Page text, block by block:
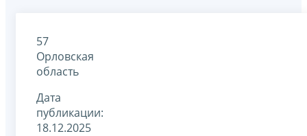
57
Орловская
область
Дата
публикации:
18.12.2025